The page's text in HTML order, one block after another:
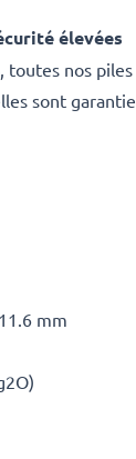
élevées
toutes nos
sont
mm